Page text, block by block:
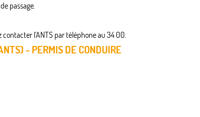
passage.
contacter l'ANTS par téléphone au 34 00.
- PERMIS DE CONDUIRE